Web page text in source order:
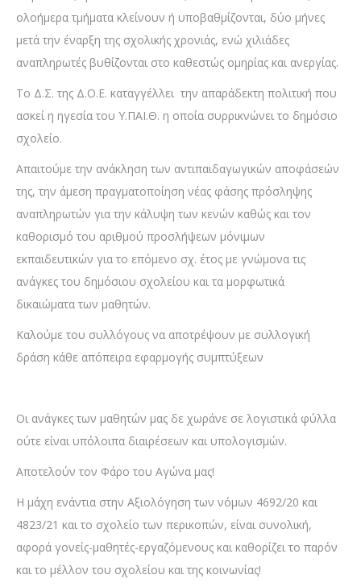
ολοήμερα τμήματα κλείνουν ή υποβαθμίζονται, δύο μήνες
μετά την έναρξη της σχολικής χρονιάς, ενώ χιλιάδες
αναπληρωτές βυθίζονται στο καθεστώς ομηρίας και ανεργίας.
Το Δ.Σ. της Δ.Ο.Ε. καταγγέλλει την απαράδεκτη πολιτική που
ασκεί η ηγεσία του Υ.ΠΑΙ.Θ. η οποία συρρικνώνει το δημόσιο
σχολείο.
Απαιτούμε την ανάκληση των αντιπαιδαγωγικών αποφάσεών
της, την άμεση πραγματοποίηση νέας φάσης πρόσληψης
αναπληρωτών για την κάλυψη των κενών καθώς και τον
καθορισμό του αριθμού προσλήψεων μόνιμων
εκπαιδευτικών για το επόμενο σχ. έτος με γνώμονα τις
ανάγκες του δημόσιου σχολείου και τα μορφωτικά
δικαιώματα των μαθητών.
Καλούμε του συλλόγους να αποτρέψουν με συλλογική
δράση κάθε απόπειρα εφαρμογής συμπτύξεων
Οι ανάγκες των μαθητών μας δε χωράνε σε λογιστικά φύλλα
ούτε είναι υπόλοιπα διαιρέσεων και υπολογισμών.
Αποτελούν τον Φάρο του Αγώνα μας!
Η μάχη ενάντια στην Αξιολόγηση των νόμων 4692/20 και
4823/21 και το σχολείο των περικοπών, είναι συνολική,
αφορά γονείς-μαθητές-εργαζόμενους και καθορίζει το παρόν
και το μέλλον του σχολείου και της κοινωνίας!